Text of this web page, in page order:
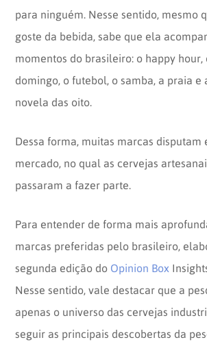
para ninguém. Nesse sentido, mesmo
goste da bebida, sabe que ela
momentos do brasileiro: o happy hour,
domingo, o futebol, o samba, a praia e
novela das oito.
Dessa forma, muitas marcas disputam
mercado, no qual as cervejas
passaram a fazer parte.
Para entender de forma mais
marcas preferidas pelo brasileiro,
segunda edição do Opinion Box
Nesse sentido, vale destacar que a
apenas o universo das cervejas
seguir as principais descobertas da